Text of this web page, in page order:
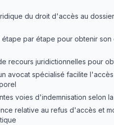
du droit d'accès au
par étape pour obtenir
recours juridictionnelles pour
avocat spécialisé facilite
voies d'indemnisation selon
relative au refus d'accès et